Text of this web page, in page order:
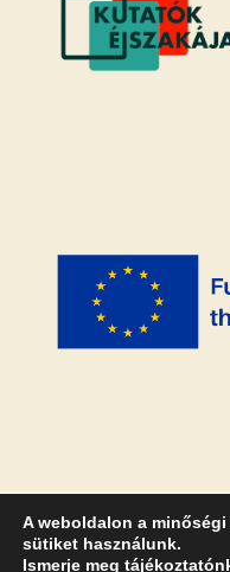
A weboldalon a
sütiket használunk.
Ismerje meg